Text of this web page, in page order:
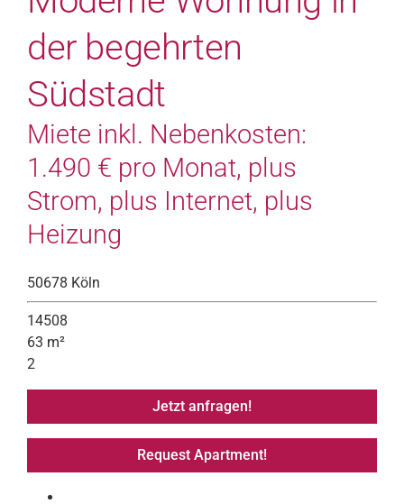
der begehrten
Südstadt
Miete inkl. Nebenkosten:
1.490 € pro Monat, plus
Strom, plus Internet, plus
Heizung
50678 Köln
14508
63 m²
2
Jetzt anfragen!
Request Apartment!